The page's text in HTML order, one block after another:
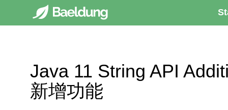
Java 11 String API
新增功能